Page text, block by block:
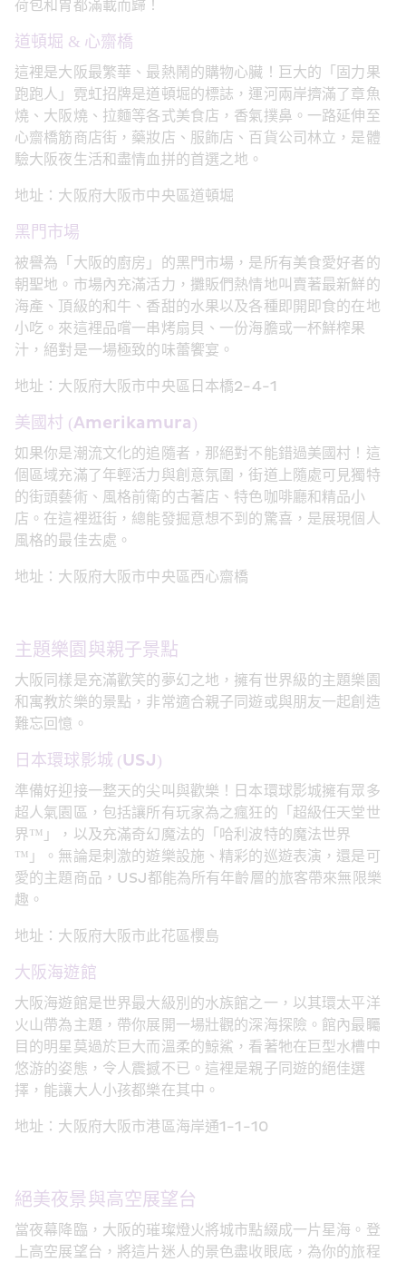
荷包和胃都滿載而歸！
道頓堀 & 心齋橋
這裡是大阪最繁華、最熱鬧的購物心臟！巨大的「固力果
跑跑人」霓虹招牌是道頓堀的標誌，運河兩岸擠滿了章魚
燒、大阪燒、拉麵等各式美食店，香氣撲鼻。一路延伸至
心齋橋筋商店街，藥妝店、服飾店、百貨公司林立，是體
驗大阪夜生活和盡情血拼的首選之地。
地址：大阪府大阪市中央區道頓堀
黑門市場
被譽為「大阪的廚房」的黑門市場，是所有美食愛好者的
朝聖地。市場內充滿活力，攤販們熱情地叫賣著最新鮮的
海產、頂級的和牛、香甜的水果以及各種即開即食的在地
小吃。來這裡品嚐一串烤扇貝、一份海膽或一杯鮮榨果
汁，絕對是一場極致的味蕾饗宴。
地址：大阪府大阪市中央區日本橋2-4-1
美國村 (Amerikamura)
如果你是潮流文化的追隨者，那絕對不能錯過美國村！這
個區域充滿了年輕活力與創意氛圍，街道上隨處可見獨特
的街頭藝術、風格前衛的古著店、特色咖啡廳和精品小
店。在這裡逛街，總能發掘意想不到的驚喜，是展現個人
風格的最佳去處。
地址：大阪府大阪市中央區西心齋橋
主題樂園與親子景點
大阪同樣是充滿歡笑的夢幻之地，擁有世界級的主題樂園
和寓教於樂的景點，非常適合親子同遊或與朋友一起創造
難忘回憶。
日本環球影城 (USJ)
準備好迎接一整天的尖叫與歡樂！日本環球影城擁有眾多
超人氣園區，包括讓所有玩家為之瘋狂的「超級任天堂世
界™」，以及充滿奇幻魔法的「哈利波特的魔法世界
™」。無論是刺激的遊樂設施、精彩的巡遊表演，還是可
愛的主題商品，USJ都能為所有年齡層的旅客帶來無限樂
趣。
地址：大阪府大阪市此花區櫻島
大阪海遊館
大阪海遊館是世界最大級別的水族館之一，以其環太平洋
火山帶為主題，帶你展開一場壯觀的深海探險。館內最矚
目的明星莫過於巨大而溫柔的鯨鯊，看著牠在巨型水槽中
悠游的姿態，令人震撼不已。這裡是親子同遊的絕佳選
擇，能讓大人小孩都樂在其中。
地址：大阪府大阪市港區海岸通1-1-10
絕美夜景與高空展望台
當夜幕降臨，大阪的璀璨燈火將城市點綴成一片星海。登
上高空展望台，將這片迷人的景色盡收眼底，為你的旅程